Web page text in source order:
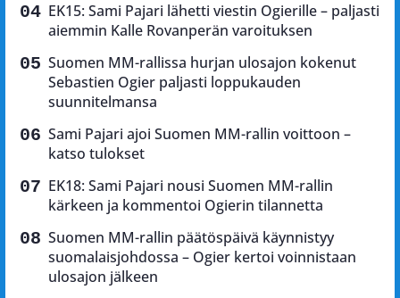
EK15: Sami Pajari lähetti viestin Ogierille – paljasti
aiemmin Kalle Rovanperän varoituksen
Suomen MM-rallissa hurjan ulosajon kokenut
Sebastien Ogier paljasti loppukauden
suunnitelmansa
Sami Pajari ajoi Suomen MM-rallin voittoon –
katso tulokset
EK18: Sami Pajari nousi Suomen MM-rallin
kärkeen ja kommentoi Ogierin tilannetta
Suomen MM-rallin päätöspäivä käynnistyy
suomalaisjohdossa – Ogier kertoi voinnistaan
ulosajon jälkeen